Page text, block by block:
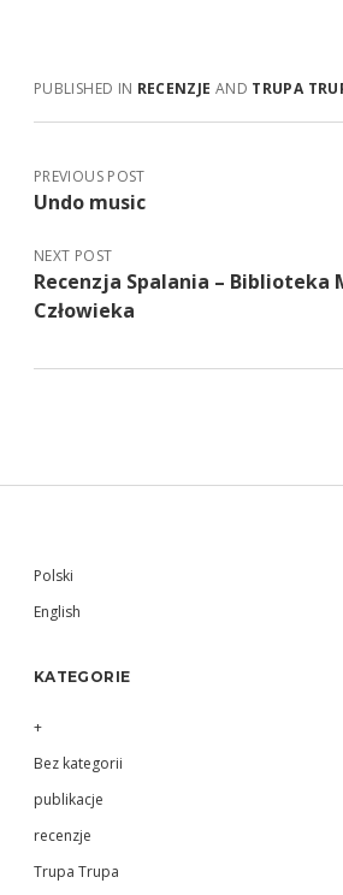
PUBLISHED IN RECENZJE AND TRUPA
PREVIOUS POST
Undo music
NEXT POST
Recenzja Spalania – Biblioteka
Człowieka
Sidebar
Polski
English
KATEGORIE
+
Bez kategorii
publikacje
recenzje
Trupa Trupa